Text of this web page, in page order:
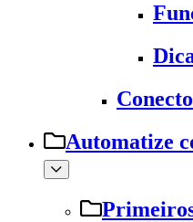
Automatize